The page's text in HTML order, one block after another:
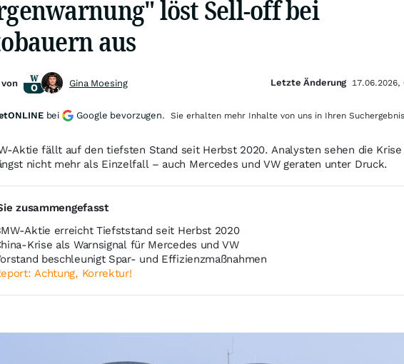
löst Sell-off bei
aus
Aktie fällt auf den tiefsten Stand seit Herbst 2020. Analysten sehen die Krise
nicht mehr als Einzelfall – auch Mercedes und VW geraten unter Druck.
zusammengefasst
Aktie erreicht Tiefststand seit Herbst 2020
Krise als Warnsignal für Mercedes und VW
beschleunigt Spar- und Effizienzmaßnahmen
Achtung, Korrektur!
Gina Moesing Letzte Änderung 17.06.2026,
bei Google bevorzugen. Sie erhalten mehr Inhalte von uns in Ihren